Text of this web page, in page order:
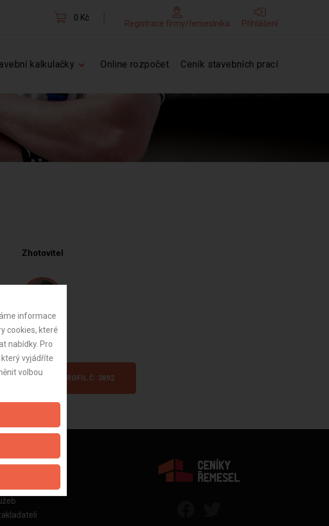
0 Kč
Registrace firmy/řemeslníka Přihlášení
kalkulačky Online rozpočet Ceník stavebních prací
Zhotovitel
Pavel K.
ZOBRAZIT PROFIL Č. 3892
informace
cookies, které
nabídky. Pro
vyjádříte
volbou